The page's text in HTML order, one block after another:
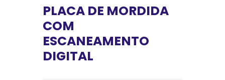
PLACA DE MORDIDA
COM
ESCANEAMENTO
DIGITAL